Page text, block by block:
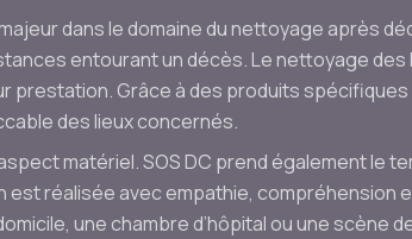
dans le domaine du nettoyage après
entourant un décès. Le nettoyage des
Grâce à des produits spécifiques
des lieux concernés.
matériel. SOS DC prend également le
réalisée avec empathie, compréhension
une chambre d’hôpital ou une scène